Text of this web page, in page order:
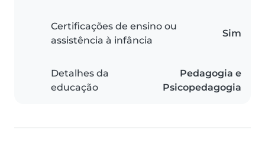
Certificações de ensino ou
assistência à infância
Sim
Detalhes da
educação
Pedagogia e
Psicopedagogia